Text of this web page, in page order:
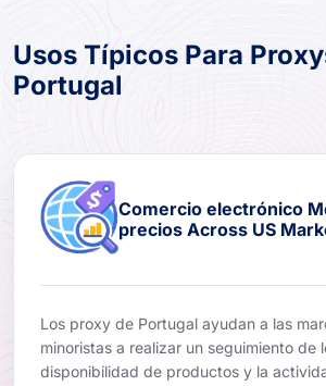
Usos Típicos Para
Portugal
Comercio electrónico
precios Across US
Los proxy de Portugal ayudan a las
minoristas a realizar un seguimiento de
disponibilidad de productos y la